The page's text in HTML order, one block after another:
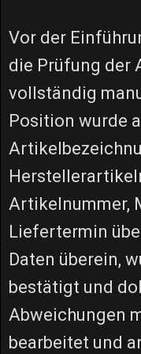
Vor der
die Prüfung der
vollständig
Position wurde
Artikelnummer,
Liefertermin
Daten überein,
bestätigt und
Abweichungen
bearbeitet und